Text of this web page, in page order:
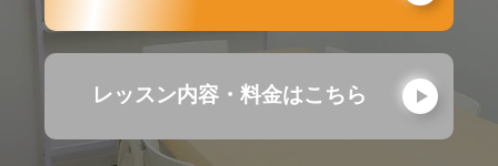
レッスン内容・料金はこちら